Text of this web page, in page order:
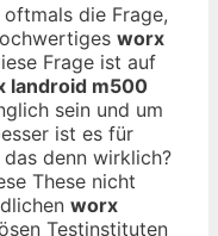
die Frage,
worx
Frage ist auf
landroid m500
sein und um
ist es für
denn wirklich?
These nicht
worx
Testinstituten